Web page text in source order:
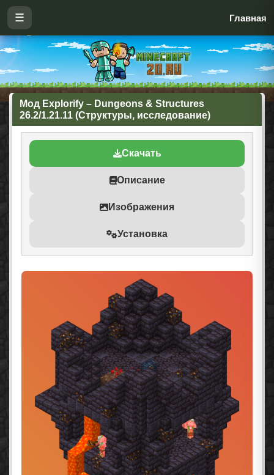
☰ Главная
Мод Explorify – Dungeons & Structures
26.2/1.21.11 (Структуры, исследование)
Скачать
Описание
Изображения
Установка